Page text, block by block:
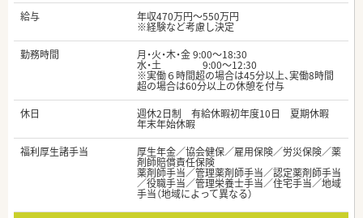
給与
年収470万円～550万円
※経験など考慮し決定
勤務時間
月・火・木・金 9:00～18:30
水・土 9:00～12:30
※実働６時間超の場合は45分以上、実働8時間
超の場合は60分以上の休憩を付与
休日
週休2日制 有給休暇初年度10日 夏期休暇
年末年始休暇
福利厚生諸手当
厚生年金／協会健保／雇用保険／労災保険／薬
剤師賠償責任保険
薬剤師手当／管理薬剤師手当／認定薬剤師手当
／役職手当／管理栄養士手当／住宅手当／地域
手当（地域によって異なる）